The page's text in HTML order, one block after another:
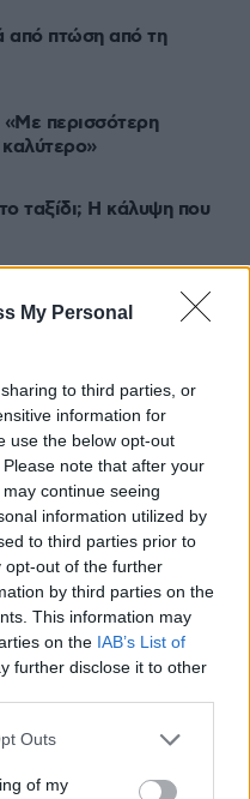
My Personal
to third parties, or
information for
use the below opt-out
note that after your
continue seeing
information utilized by
to third parties prior to
opt-out of the further
by third parties on the
This information may
on the IAB’s List of
further disclose it to other
one or more Google
You may click to
Outs
of my
από πτώση από τη
περισσότερη
ταξίδι; Η κάλυψη που
φωτογραφίες